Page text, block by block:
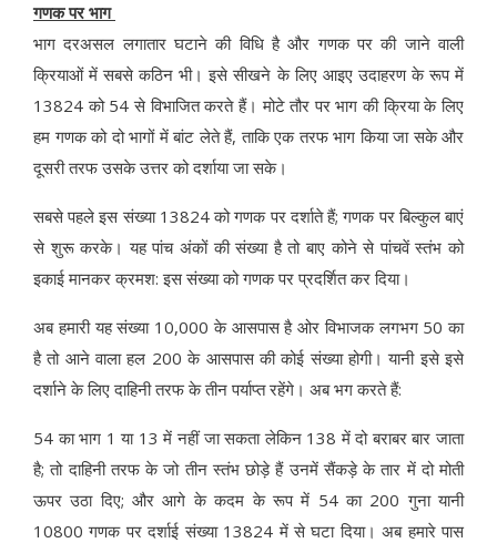
गणक पर भाग
भाग दरअसल लगातार घटाने की विधि है और गणक पर की जाने वाली
क्रियाओं में सबसे कठिन भी। इसे सीखने के लिए आइए उदाहरण के रूप में
13824 को 54 से विभाजित करते हैं। मोटे तौर पर भाग की क्रिया के लिए
हम गणक को दो भागों में बांट लेते हैं, ताकि एक तरफ भाग किया जा सके और
दूसरी तरफ उसके उत्तर को दर्शाया जा सके।
सबसे पहले इस संख्या 13824 को गणक पर दर्शाते हैं; गणक पर बिल्कुल बाएं
से शुरू करके। यह पांच अंकों की संख्या है तो बाए कोने से पांचवें स्तंभ को
इकाई मानकर क्रमश: इस संख्या को गणक पर प्रदर्शित कर दिया।
अब हमारी यह संख्या 10,000 के आसपास है ओर विभाजक लगभग 50 का
है तो आने वाला हल 200 के आसपास की कोई संख्या होगी। यानी इसे इसे
दर्शाने के लिए दाहिनी तरफ के तीन पर्याप्त रहेंगे। अब भग करते हैं:
54 का भाग 1 या 13 में नहीं जा सकता लेकिन 138 में दो बराबर बार जाता
है; तो दाहिनी तरफ के जो तीन स्तंभ छोड़े हैं उनमें सैंकड़े के तार में दो मोती
ऊपर उठा दिए; और आगे के कदम के रूप में 54 का 200 गुना यानी
10800 गणक पर दर्शाई संख्या 13824 में से घटा दिया। अब हमारे पास